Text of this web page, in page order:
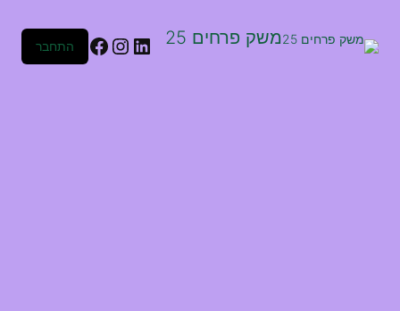
משק פרחים 25 התחבר